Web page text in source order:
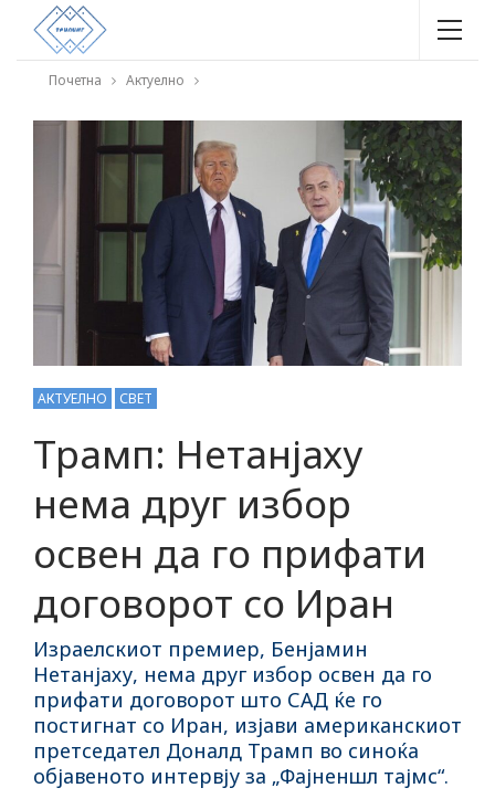
Почетна Актуелно
АКТУЕЛНО СВЕТ
Трамп: Нетанјаху
нема друг избор
освен да го прифати
договорот со Иран
Израелскиот премиер, Бенјамин
Нетанјаху, нема друг избор освен да го
прифати договорот што САД ќе го
постигнат со Иран, изјави американскиот
претседател Доналд Трамп во синоќа
објавеното интервју за „Фајненшл тајмс“.